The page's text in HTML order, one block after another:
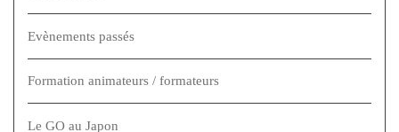
Evènements passés
Formation animateurs / formateurs
Le GO au Japon